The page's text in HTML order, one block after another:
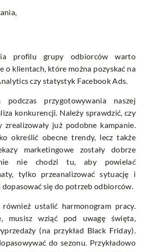
profilu grupy odbiorców warto
o klientach, które można pozyskać na
czy statystyk Facebook Ads.
podczas przygotowywania naszej
konkurencji. Należy sprawdzić, czy
już podobne kampanie.
określić obecne trendy, lecz także
marketingowe zostały dobrze
nie chodzi tu, aby powielać
tylko przeanalizować sytuację i
się do potrzeb odbiorców.
ustalić harmonogram pracy.
musisz wziąć pod uwagę święta,
(na przykład Black Friday).
do sezonu. Przykładowo